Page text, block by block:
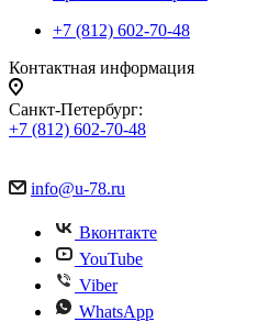
+7 (812) 602-70-48
Контактная информация
Санкт-Петербург:
+7 (812) 602-70-48
info@u-78.ru
Вконтакте
YouTube
Viber
WhatsApp